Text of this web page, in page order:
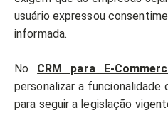
usuário expressou
informada.
No CRM para E-
personalizar a
para seguir a legislação